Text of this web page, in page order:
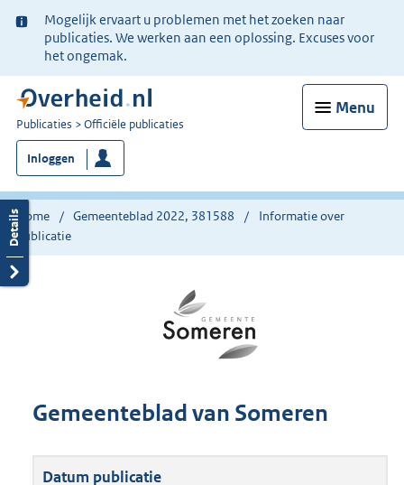
Ter
informatie:
Mogelijk ervaart u problemen met het zoeken naar
publicaties. We werken aan een oplossing. Excuses voor
het ongemak.
Menu
U
bent
nu
hier:
Publicaties Officiële publicaties
Inloggen
Home Gemeenteblad 2022, 381588
Informatie over
publicatie
Gemeenteblad van Someren